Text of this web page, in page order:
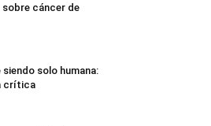
cáncer de
solo humana:
crítica